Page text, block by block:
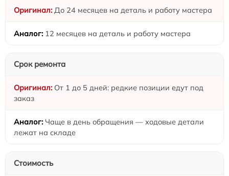
До 24 месяцев на деталь и работу мастера
12 месяцев на деталь и работу мастера
Срок ремонта
От 1 до 5 дней: редкие позиции едут под
заказ
Чаще в день обращения — ходовые детали
лежат на складе
Стоимость